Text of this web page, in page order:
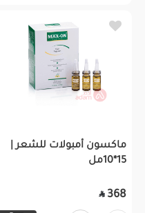
ماكسون أمبولات للشعر |
15*10مل
368
